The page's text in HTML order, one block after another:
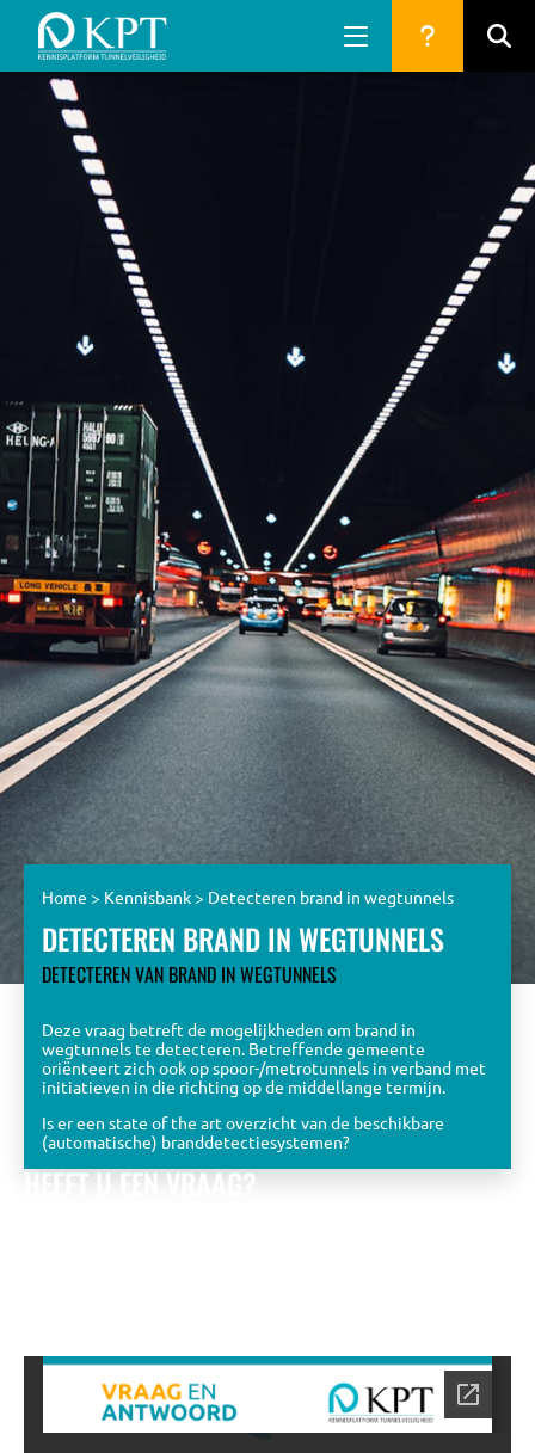
Home > Kennisbank> Detecteren brand in wegtunnels
DETECTEREN BRAND IN WEGTUNNELS
DETECTEREN VAN BRAND IN WEGTUNNELS
Deze vraag betreft de mogelijkheden om brand in
wegtunnels te detecteren. Betreffende gemeente
oriënteert zich ook op spoor-/metrotunnels in verband met
initiatieven in die richting op de middellange termijn.
Is er een state of the art overzicht van de beschikbare
(automatische) branddetectiesystemen?
HEEFT U EEN VRAAG?